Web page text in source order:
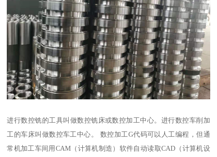
进行数控铣的工具叫做数控铣床或数控加工中心。进行数控车削加
工的车床叫做数控车工中心。 数控加工G代码可以人工编程，但通
常机加工车间用CAM（计算机制造）软件自动读取CAD（计算机设